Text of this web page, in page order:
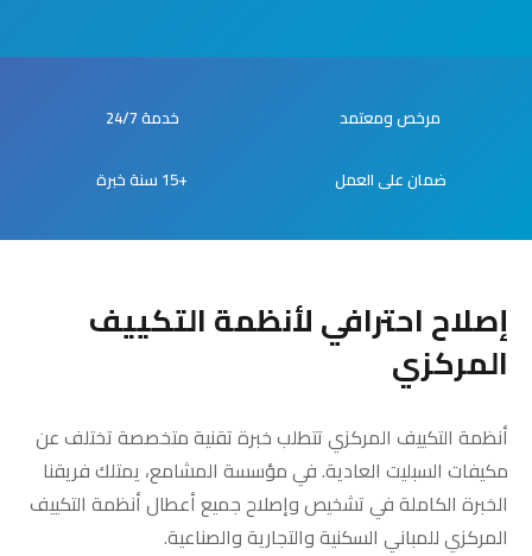
مرخص ومعتمد خدمة 24/7
ضمان على العمل +15 سنة خبرة
إصلاح احترافي لأنظمة التكييف
المركزي
أنظمة التكييف المركزي تتطلب خبرة تقنية متخصصة تختلف عن
مكيفات السبليت العادية. في مؤسسة المشامع، يمتلك فريقنا
الخبرة الكاملة في تشخيص وإصلاح جميع أعطال أنظمة التكييف
المركزي للمباني السكنية والتجارية والصناعية.